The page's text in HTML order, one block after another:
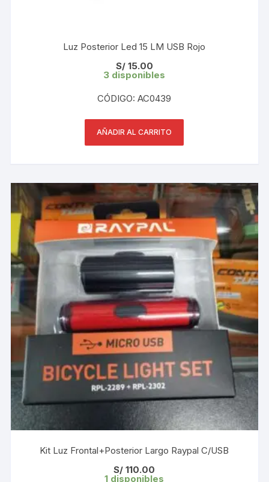
Luz Posterior Led 15 LM USB Rojo
S/15.00
3 disponibles
CÓDIGO: AC0439
AÑADIR AL CARRITO
Kit Luz Frontal+Posterior Largo Raypal C/USB
S/ 110.00
1 disponibles